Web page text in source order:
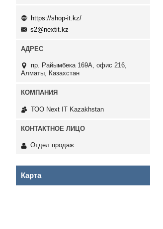
https://shop-it.kz/
s2@nextit.kz
пр. Райымбека 169А, офис 216,
Алматы, Казахстан
ТОО Next IT Kazakhstan
Отдел продаж
Карта